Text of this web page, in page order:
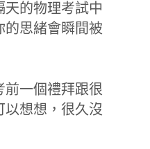
天的物理考試中
的思緒會瞬間被
前一個禮拜跟很
以想想，很久沒